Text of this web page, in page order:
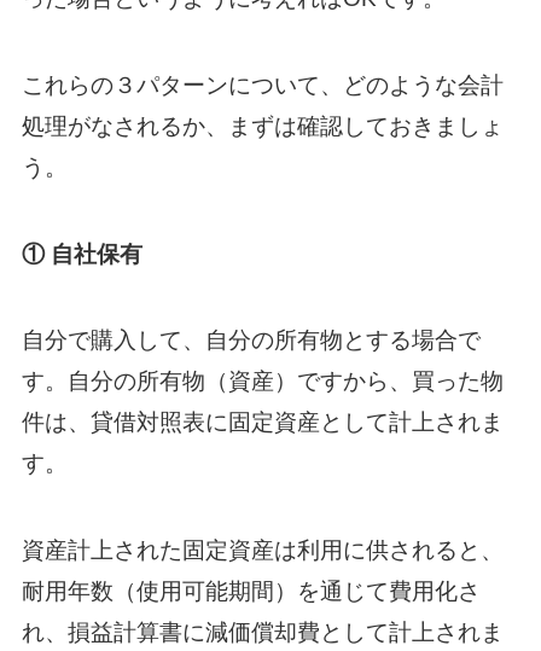
これらの３パターンについて、どのような会計
処理がなされるか、まずは確認しておきましょ
う。
① 自社保有
自分で購入して、自分の所有物とする場合で
す。自分の所有物（資産）ですから、買った物
件は、貸借対照表に固定資産として計上されま
す。
資産計上された固定資産は利用に供されると、
耐用年数（使用可能期間）を通じて費用化さ
れ、損益計算書に減価償却費として計上されま